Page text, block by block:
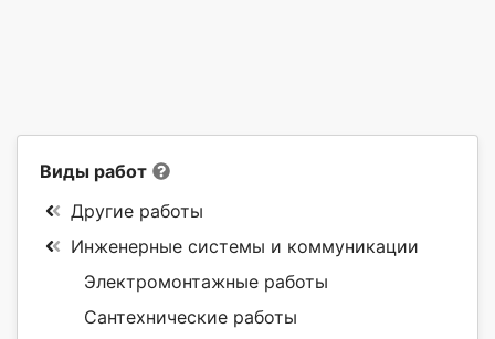
Виды работ
Другие работы
Инженерные системы и коммуникации
Электромонтажные работы
Сантехнические работы